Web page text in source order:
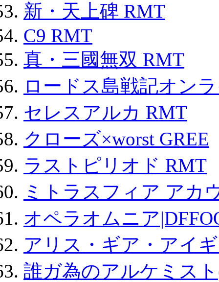
新・天上碑 RMT
C9 RMT
真・三國無双 RMT
ロードス島戦記オン
セレスアルカ RMT
クローズ×worst GREE
ラストピリオド RMT
ミトラスフィア アカ
オペラオムニア
アリス・ギア・アイ
誰ガ為のアルケミス